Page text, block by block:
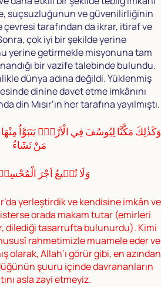
suçsuzluğunun ve güvenilirliğinin
çevresi tarafından da ikrar, itiraf ve
çok iyi bir şekilde yerine
yerine getirmekle misyonuna tam
bir vazife talebinde bulundu.
dünya adına değildi. Yüklenmiş
dinine davet etme imkânını
din Mısır’ın her tarafına yayılmıştı.
وَكَذٰلِكَ مَكَّنَّا لِيُوسُفَ فِي الْاَرْضِۚ يَتَبَوَّاُ
مَنْ نَشَٓاءُ
وَلَا نُضٖيعُ اَجْرَ
yerleştirdik ve kendisine imkân ve
orada makam tutar (emirleri
dilediği tasarrufta bulunurdu). Kimi
rahmetimizle muamele eder ve
olarak, Allah’ı görür gibi, en azından
şuuru içinde davrananların
asla zayi etmeyiz.